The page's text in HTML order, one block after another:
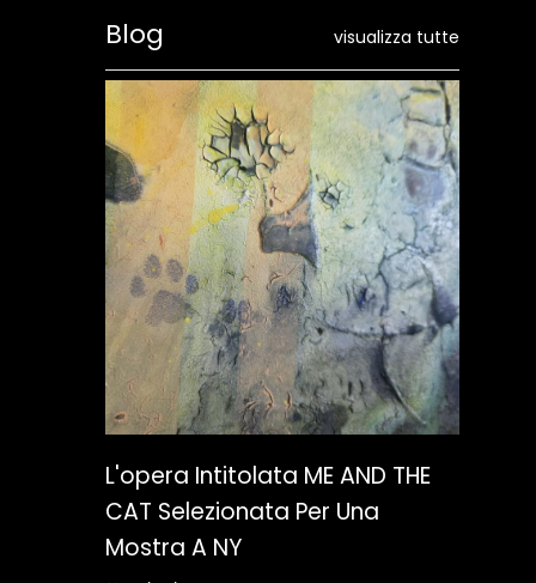
visualizza tutte
Blog
L'opera Intitolata ME AND THE
CAT Selezionata Per Una
Mostra A NY